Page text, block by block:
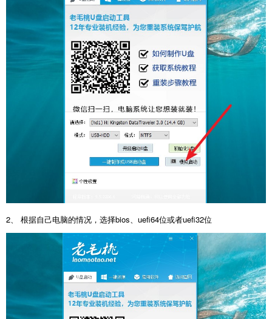
2、 根据自己电脑的情况，选择bios、uefi64位或者uefi32位